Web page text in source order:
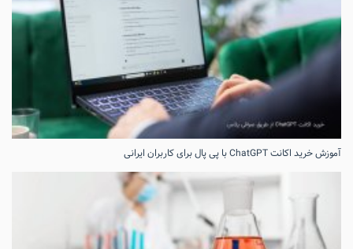
آموزش خرید اکانت ChatGPT با پی پال برای کاربران ایرانی